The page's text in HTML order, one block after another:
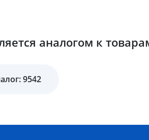
аналогом к
9542